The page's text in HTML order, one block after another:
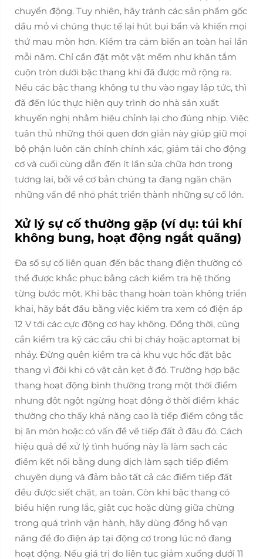
chuyển động. Tuy nhiên, hãy tránh các sản phẩm gốc
dầu mỏ vì chúng thực tế lại hút bụi bẩn và khiến mọi
thứ mau mòn hơn. Kiểm tra cảm biến an toàn hai lần
mỗi năm. Chỉ cần đặt một vật mềm như khăn tắm
cuộn tròn dưới bậc thang khi đã được mở rộng ra.
Nếu các bậc thang không tự thu vào ngay lập tức, thì
đã đến lúc thực hiện quy trình do nhà sản xuất
khuyến nghị nhằm hiệu chỉnh lại cho đúng nhịp. Việc
tuân thủ những thói quen đơn giản này giúp giữ mọi
bộ phận luôn căn chỉnh chính xác, giảm tải cho động
cơ và cuối cùng dẫn đến ít lần sửa chữa hơn trong
tương lai, bởi về cơ bản chúng ta đang ngăn chặn
những vấn đề nhỏ phát triển thành những sự cố lớn.
Xử lý sự cố thường gặp (ví dụ: túi khí
không bung, hoạt động ngắt quãng)
Đa số sự cố liên quan đến bậc thang điện thường có
thể được khắc phục bằng cách kiểm tra hệ thống
từng bước một. Khi bậc thang hoàn toàn không triển
khai, hãy bắt đầu bằng việc kiểm tra xem có điện áp
12 V tới các cực động cơ hay không. Đồng thời, cũng
cần kiểm tra kỹ các cầu chì bị cháy hoặc aptomat bị
nhảy. Đừng quên kiểm tra cả khu vực hốc đặt bậc
thang vì đôi khi có vật cản kẹt ở đó. Trường hợp bậc
thang hoạt động bình thường trong một thời điểm
nhưng đột ngột ngừng hoạt động ở thời điểm khác
thường cho thấy khả năng cao là tiếp điểm công tắc
bị ăn mòn hoặc có vấn đề về tiếp đất ở đâu đó. Cách
hiệu quả để xử lý tình huống này là làm sạch các
điểm kết nối bằng dung dịch làm sạch tiếp điểm
chuyên dụng và đảm bảo tất cả các điểm tiếp đất
đều được siết chặt, an toàn. Còn khi bậc thang có
biểu hiện rung lắc, giật cục hoặc dừng giữa chừng
trong quá trình vận hành, hãy dùng đồng hồ vạn
năng để đo điện áp tại động cơ trong lúc nó đang
hoạt động. Nếu giá trị đo liên tục giảm xuống dưới 11